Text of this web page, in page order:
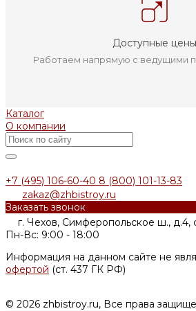
Доступные цены
Работаем напрямую с ведущими
Каталог
О компании
+7 (495) 106-60-40 8 (800) 101-13-83
zakaz@zhbistroy.ru
Заказать звонок
г. Чехов, Симферопольское ш., д.4,
Пн-Вс: 9:00 - 18:00
Информация на данном сайте не
офертой (ст. 437 ГК РФ)
© 2026 zhbistroy.ru, Все права